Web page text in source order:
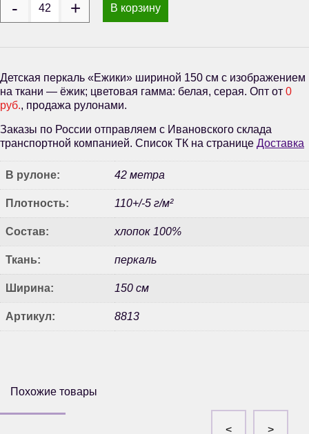
В корзину
Детская перкаль «Ежики» шириной 150 см с изображением
на ткани — ёжик; цветовая гамма: белая, серая. Опт от 0
руб., продажа рулонами.
Заказы по России отправляем с Ивановского склада
транспортной компанией. Список ТК на странице Доставка
В рулоне: 42 метра
Плотность: 110+/-5 г/м²
Состав: хлопок 100%
Ткань: перкаль
Ширина: 150 см
Артикул: 8813
Похожие товары